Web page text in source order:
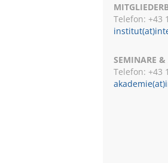
Telefon: +43
SEMINARE
Telefon: +43 1